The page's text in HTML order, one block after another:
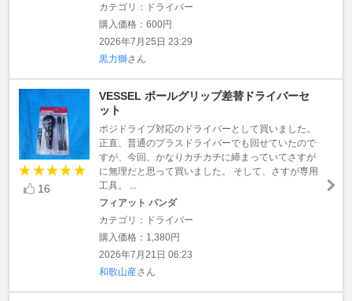
カテゴリ：ドライバー
購入価格：600円
2026年7月25日 23:29
黒力獅さん
16
VESSEL ボールグリップ差替ドライバーセ
ット
ポジドライブ対応のドライバーとして買いました。
正直、普通のプラスドライバーでも回せていたので
すが、今回、かなりカチカチに締まっていてさすが
に無理だと思って買いました。 そして、さすが専用
工具。 ...
フィアット パンダ
カテゴリ：ドライバー
購入価格：1,380円
2026年7月21日 06:23
和歌山産さん